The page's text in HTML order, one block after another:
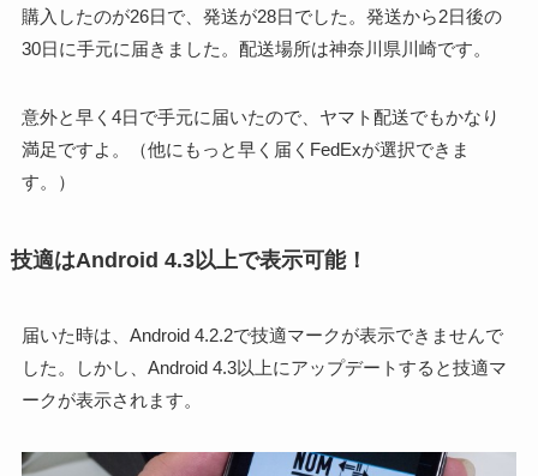
購入したのが26日で、発送が28日でした。発送から2日後の
30日に手元に届きました。配送場所は神奈川県川崎です。
意外と早く4日で手元に届いたので、ヤマト配送でもかなり
満足ですよ。（他にもっと早く届くFedExが選択できま
す。）
技適はAndroid 4.3以上で表示可能！
届いた時は、Android 4.2.2で技適マークが表示できませんで
した。しかし、Android 4.3以上にアップデートすると技適マ
ークが表示されます。